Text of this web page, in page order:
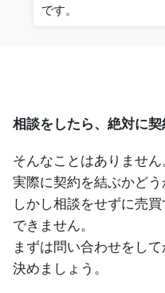
です。
相談をしたら、絶対に
そんなことはありません
実際に契約を結ぶかどう
しかし相談をせずに売
できません。
まずは問い合わせをし
決めましょう。